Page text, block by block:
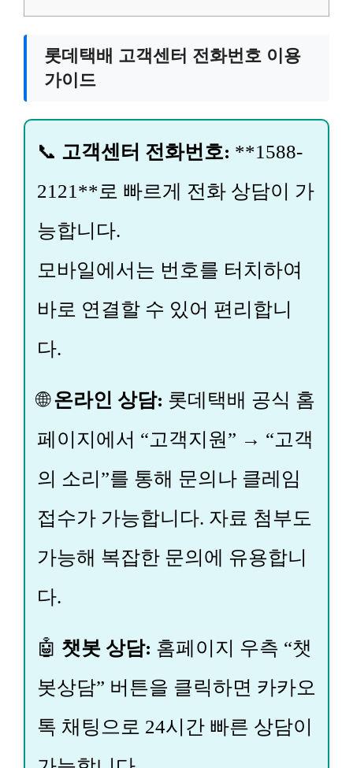
롯데택배 고객센터 전화번호 이용
가이드
📞 고객센터 전화번호: **1588-
2121**로 빠르게 전화 상담이 가
능합니다.
모바일에서는 번호를 터치하여
바로 연결할 수 있어 편리합니
다.
🌐온라인 상담: 롯데택배 공식 홈
페이지에서 “고객지원” → “고객
의 소리”를 통해 문의나 클레임
접수가 가능합니다. 자료 첨부도
가능해 복잡한 문의에 유용합니
다.
🤖 챗봇 상담: 홈페이지 우측 “챗
봇상담” 버튼을 클릭하면 카카오
톡 채팅으로 24시간 빠른 상담이